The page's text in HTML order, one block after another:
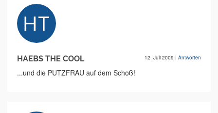
HAEBS THE COOL 12. Juli 2009 | Antworten
...und die PUTZFRAU auf dem Schoß!